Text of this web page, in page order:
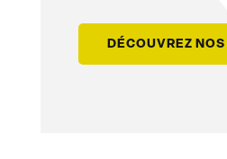
DÉCOUVREZ